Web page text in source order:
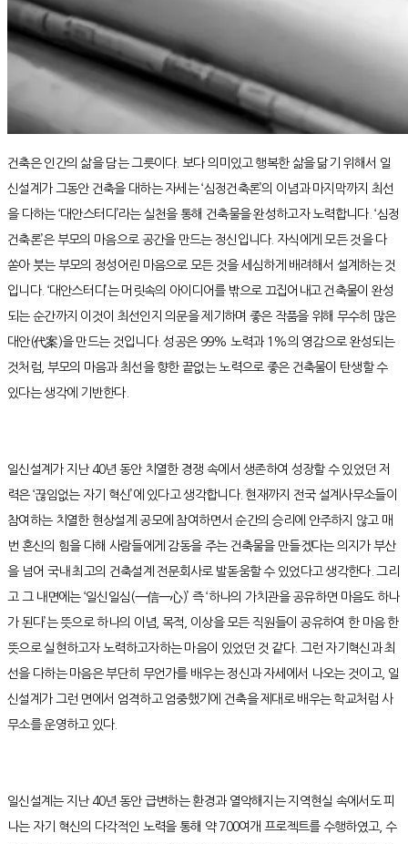
건축은 인간의 삶을 담는 그릇이다. 보다 의미있고 행복한 삶을 닮기 위해서 일
신설계가 그동안 건축을 대하는 자세는 ‘심정건축론’의 이념과 마지막까지 최선
을 다하는 ‘대안스터디’라는 실천을 통해 건축물을 완성하고자 노력합니다. ‘심정
건축론’은 부모의 마음으로 공간을 만드는 정신입니다. 자식에게 모든 것을 다
쏟아 붓는 부모의 정성어린 마음으로 모든 것을 세심하게 배려해서 설계하는 것
입니다. ‘대안스터디’는 머릿속의 아이디어를 밖으로 끄집어내고 건축물이 완성
되는 순간까지 이것이 최선인지 의문을 제기하며 좋은 작품을 위해 무수히 많은
대안(代案)을 만드는 것입니다. 성공은 99% 노력과 1%의 영감으로 완성되는
것처럼, 부모의 마음과 최선을 향한 끝없는 노력으로 좋은 건축물이 탄생할 수
있다는 생각에 기반한다.
일신설계가 지난 40년 동안 치열한 경쟁 속에서 생존하여 성장할 수 있었던 저
력은 ‘끊임없는 자기 혁신’에 있다고 생각합니다. 현재까지 전국 설계사무소들이
참여하는 치열한 현상설계 공모에 참여하면서 순간의 승리에 안주하지 않고 매
번 혼신의 힘을 다해 사람들에게 감동을 주는 건축물을 만들겠다는 의지가 부산
을 넘어 국내 최고의 건축설계 전문회사로 발돋움할 수 있었다고 생각한다. 그리
고 그 내면에는 ‘일신일심(一信一心)’ 즉 ‘하나의 가치관을 공유하면 마음도 하나
가 된다’는 뜻으로 하나의 이념, 목적, 이상을 모든 직원들이 공유하여 한 마음 한
뜻으로 실현하고자 노력하고자하는 마음이 있었던 것 같다. 그런 자기혁신과 최
선을 다하는 마음은 부단히 무언가를 배우는 정신과 자세에서 나오는 것이고, 일
신설계가 그런 면에서 엄격하고 엄중했기에 건축을 제대로 배우는 학교처럼 사
무소를 운영하고 있다.
일신설계는 지난 40년 동안 급변하는 환경과 열악해지는 지역현실 속에서도 피
나는 자기 혁신의 다각적인 노력을 통해 약 700여개 프로젝트를 수행하였고, 수